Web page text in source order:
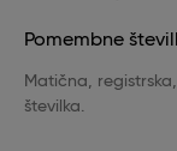
Pomembne
Matična,
številka.